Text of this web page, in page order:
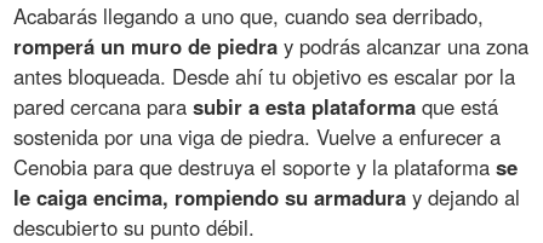
Acabarás llegando a uno que, cuando sea derribado,
romperá un muro de piedra y podrás alcanzar una zona
antes bloqueada. Desde ahí tu objetivo es escalar por la
pared cercana parasubir a esta plataforma que está
sostenida por una viga de piedra. Vuelve a enfurecer a
Cenobia para que destruya el soporte y la plataformase
le caiga encima, rompiendo su armadura y dejando al
descubierto su punto débil.